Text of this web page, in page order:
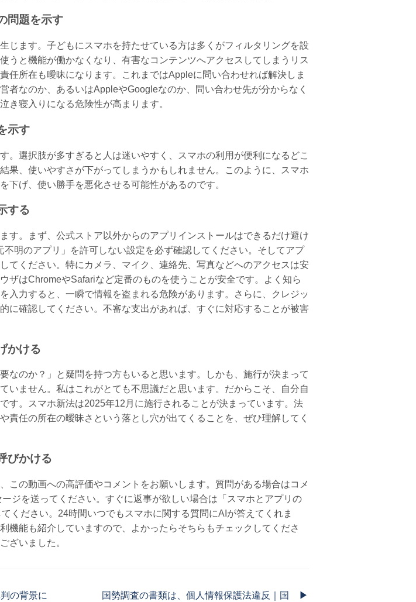
問題を示す
じます。子どもにスマホを持たせている方は多くがフィルタリングを設
うと機能が働かなくなり、有害なコンテンツへアクセスしてしまうリス
任所在も曖昧になります。これまではAppleに問い合わせれば解決しま
者なのか、あるいはAppleやGoogleなのか、問い合わせ先が分からなく
き寝入りになる危険性が高まります。
示す
。選択肢が多すぎると人は迷いやすく、スマホの利用が便利になるどこ
果、使いやすさが下がってしまうかもしれません。このように、スマホ
下げ、使い勝手を悪化させる可能性があるのです。
する
す。まず、公式ストア以外からのアプリインストールはできるだけ避け
明のアプリ」を許可しない設定を必ず確認してください。そしてアプ
てください。特にカメラ、マイク、連絡先、写真などへのアクセスは安
ザはChromeやSafariなど定番のものを使うことが安全です。よく知ら
入力すると、一瞬で情報を盗まれる危険があります。さらに、クレジッ
に確認してください。不審な支出があれば、すぐに対応することが被害
かける
なのか？」と疑問を持つ方もいると思います。しかも、施行が決まって
いません。私はこれがとても不思議だと思います。だからこそ、自分自
す。スマホ新法は2025年12月に施行されることが決まっています。法
責任の所在の曖昧さという落とし穴が出てくることを、ぜひ理解してく
びかける
この動画への高評価やコメントをお願いします。質問がある場合はコメ
ジを送ってください。すぐに返事が欲しい場合は「スマホとアプリの
ください。24時間いつでもスマホに関する質問にAIが答えてくれま
機能も紹介していますので、よかったらそちらもチェックしてくださ
ざいました。
の背景に 国勢調査の書類は、個人情報保護法違反｜国 ▶